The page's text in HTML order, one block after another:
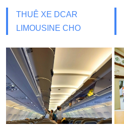
THUÊ XE DCAR
LIMOUSINE CHO